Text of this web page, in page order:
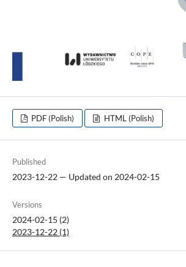
PDF (Polish) HTML (Polish)
Published
2023-12-22 — Updated on 2024-02-15
Versions
2024-02-15 (2)
2023-12-22 (1)